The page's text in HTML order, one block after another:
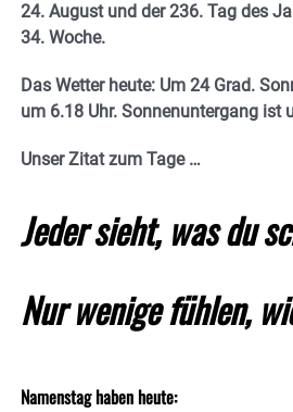
24. August und der 236. Tag des
34. Woche.
Das Wetter heute: Um 24 Grad.
um 6.18 Uhr. Sonnenuntergang ist
Unser Zitat zum Tage …
Jeder sieht, was du
Nur wenige fühlen,
Namenstag haben heute: